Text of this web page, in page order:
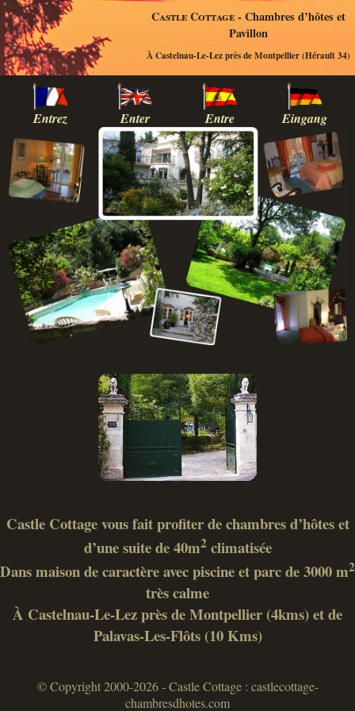
Castle Cottage- Chambres d’hôtes et
Pavillon
À Castelnau-Le-Lez près de Montpellier (Hérault 34)
Entrez Enter Entre Eingang
Castle Cottage vous fait profiter de chambres d’hôtes et
d’une suite de 40m2climatisée
Dans maison de caractère avec piscine et parc de 3000 m2
très calme
À Castelnau-Le-Lez près de Montpellier (4kms) et de
Palavas-Les-Flôts (10 Kms)
© Copyright 2000-2026 - Castle Cottage : castlecottage-
chambresdhotes.com